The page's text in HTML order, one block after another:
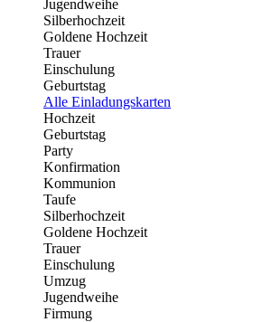
Jugendweihe
Silberhochzeit
Goldene Hochzeit
Trauer
Einschulung
Geburtstag
Alle Einladungskarten
Hochzeit
Geburtstag
Party
Konfirmation
Kommunion
Taufe
Silberhochzeit
Goldene Hochzeit
Trauer
Einschulung
Umzug
Jugendweihe
Firmung